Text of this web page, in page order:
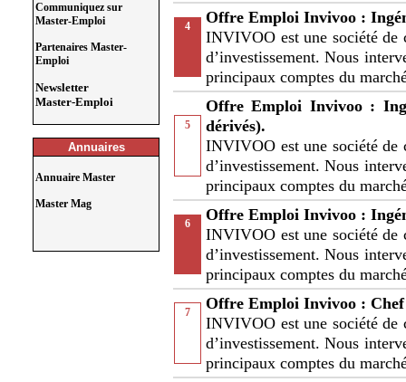
Communiquez sur
Master-Emploi
Partenaires Master-
Emploi
Newsletter
Master-Emploi
Annuaires
Annuaire Master
Master Mag
4
Offre Emploi Invivoo :
INVIVOO est une société de
d’investissement. Nous
principaux comptes du
5
Offre Emploi Invivoo :
dérivés).
INVIVOO est une société de
d’investissement. Nous
principaux comptes du
6
Offre Emploi Invivoo :
INVIVOO est une société de
d’investissement. Nous
principaux comptes du
7
Offre Emploi Invivoo :
INVIVOO est une société de
d’investissement. Nous
principaux comptes du